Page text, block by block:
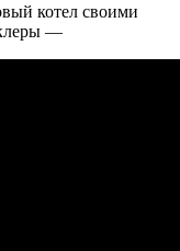
котел своими
—